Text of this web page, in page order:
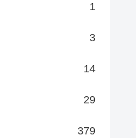
1
3
14
29
379